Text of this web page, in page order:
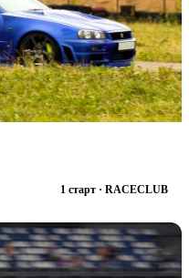
1 старт · RACECLUB